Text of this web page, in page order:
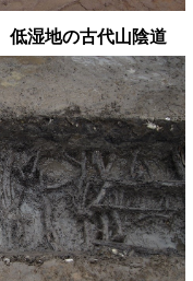
湿地の古代山陰道